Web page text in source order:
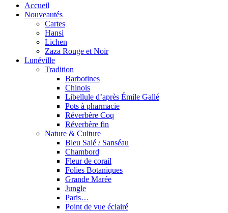
Accueil
Nouveautés
Cartes
Hansi
Lichen
Zaza Rouge et Noir
Lunéville
Tradition
Barbotines
Chinois
Libellule d’après Émile Gallé
Pots à pharmacie
Réverbère Coq
Réverbère fin
Nature & Culture
Bleu Salé / Sanséau
Chambord
Fleur de corail
Folies Botaniques
Grande Marée
Jungle
Paris…
Point de vue éclairé